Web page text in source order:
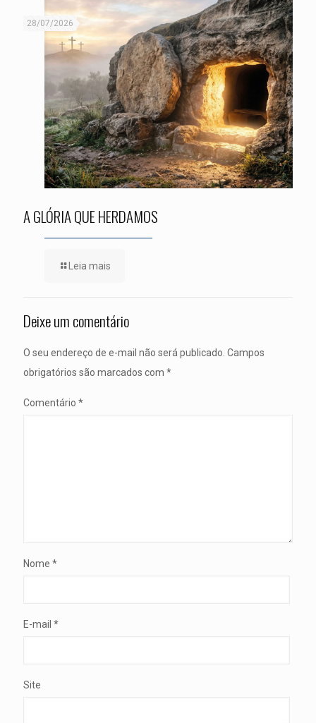
28/07/2026
A GLÓRIA QUE HERDAMOS
Leia mais
Deixe um comentário
O seu endereço de e-mail não será publicado. Campos
obrigatórios são marcados com *
Comentário *
Nome *
E-mail *
Site